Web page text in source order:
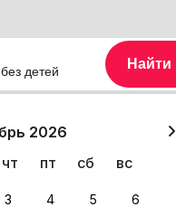
2026
чт пт сб вс
3 4 5 6
без детей Найти